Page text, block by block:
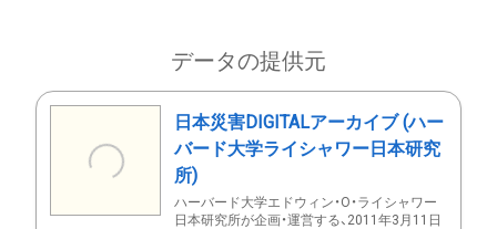
データの提供元
日本災害DIGITALアーカイブ (ハー
バード大学ライシャワー日本研究
所)
ハーバード大学エドウィン・O・ライシャワー
日本研究所が企画・運営する、2011年3月11日